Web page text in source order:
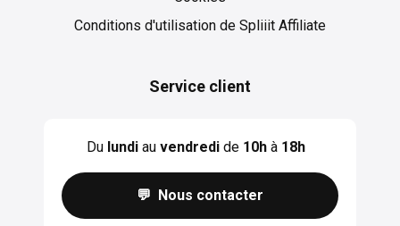
Cookies
Conditions d'utilisation de Spliiit Affiliate
Service client
Du lundiau vendredide 10hà 18h
💬 Nous contacter